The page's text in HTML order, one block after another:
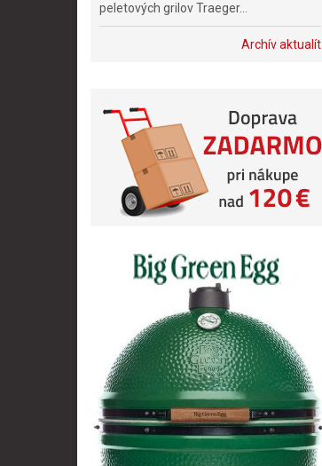
peletových grilov Traeger...
Archív aktualít